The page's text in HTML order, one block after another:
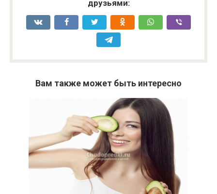
друзьями:
Вам также может быть интересно